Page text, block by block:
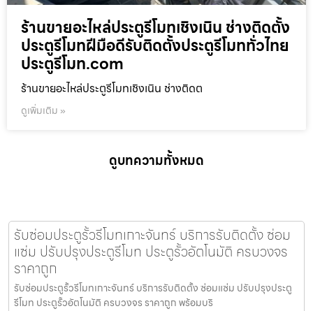
ร้านขายอะไหล่ประตูรีโมทเชิงเนิน ช่างติดตั้ง
ประตูรีโมทฝีมือดีรับติดตั้งประตูรีโมททั่วไทย
ประตูรีโมท.com
ร้านขายอะไหล่ประตูรีโมทเชิงเนิน ช่างติดต
ดูเพิ่มเติม »
ดูบทความทั้งหมด
รับซ่อมประตูรั้วรีโมทเกาะจันทร์ บริการรับติดตั้ง ซ่อม
แซ่ม ปรับปรุงประตูรีโมท ประตูรั้วอัตโนมัติ ครบวงจร
ราคาถูก
รับซ่อมประตูรั้วรีโมทเกาะจันทร์ บริการรับติดตั้ง ซ่อมแซ่ม ปรับปรุงประตู
รีโมท ประตูรั้วอัตโนมัติ ครบวงจร ราคาถูก พร้อมบริ